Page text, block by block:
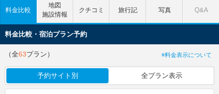
料金比較
地図
施設情報
クチコミ 旅行記 写真 Q&A
料金比較・宿泊プラン予約
（全63プラン） ※料金表示について
予約サイト別 全プラン表示